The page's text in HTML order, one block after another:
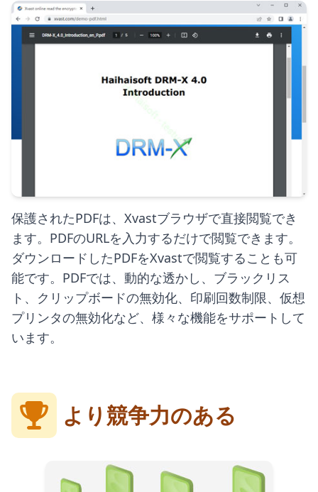
保護されたPDFは、Xvastブラウザで直接閲覧でき
ます。PDFのURLを入力するだけで閲覧できます。
ダウンロードしたPDFをXvastで閲覧することも可
能です。PDFでは、動的な透かし、ブラックリス
ト、クリップボードの無効化、印刷回数制限、仮想
プリンタの無効化など、様々な機能をサポートして
います。
より競争力のある